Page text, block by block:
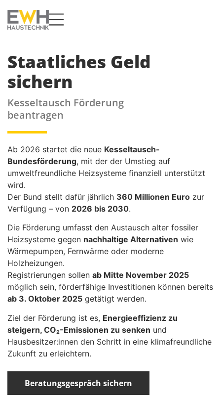
Staatliches Geld
sichern
Kesseltausch Förderung
beantragen
Ab 2026 startet die neue Kesseltausch-
Bundesförderung, mit der der Umstieg auf
umweltfreundliche Heizsysteme finanziell unterstützt
wird.
Der Bund stellt dafür jährlich 360 Millionen Euro zur
Verfügung – von 2026 bis 2030.
Die Förderung umfasst den Austausch alter fossiler
Heizsysteme gegen nachhaltige Alternativen wie
Wärmepumpen, Fernwärme oder moderne
Holzheizungen.
Registrierungen sollen ab Mitte November 2025
möglich sein, förderfähige Investitionen können bereits
ab 3. Oktober 2025 getätigt werden.
Ziel der Förderung ist es, Energieeffizienz zu
steigern, CO₂-Emissionen zu senken und
Hausbesitzer:innen den Schritt in eine klimafreundliche
Zukunft zu erleichtern.
Beratungsgespräch sichern